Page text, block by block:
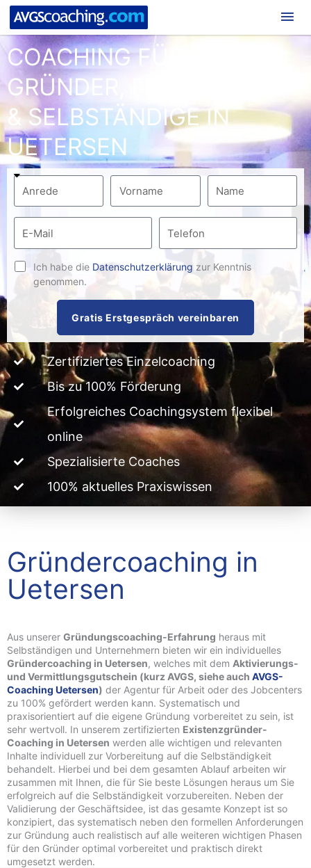
COACHING FÜR
GRÜNDER, FREIBERUFLER
& SELBSTÄNDIGE IN
UETERSEN
Ich habe die Datenschutzerklärung zur Kenntnis
genommen.
Gratis Erstgespräch vereinbaren
Zertifiziertes Einzelcoaching
Bis zu 100% Förderung
Erfolgreiches Coachingsystem flexibel
online
Spezialisierte Coaches
100% aktuelles Praxiswissen
Gründercoaching in
Uetersen
Aus unserer Gründungscoaching-Erfahrung heraus mit
Selbständigen und Unternehmern bieten wir ein individuelles
Gründercoaching in Uetersen, welches mit dem Aktivierungs-
und Vermittlungsgutschein (kurz AVGS, siehe auch AVGS-
Coaching Uetersen) der Agentur für Arbeit oder des Jobcenters
zu 100% gefördert werden kann. Systematisch und
praxisorientiert auf die eigene Gründung vorbereitet zu sein, ist
sehr wertvoll. In unserem zertifizierten Existenzgründer-
Coaching in Uetersen werden alle wichtigen und relevanten
Inhalte individuell zur Vorbereitung auf die Selbständigkeit
behandelt. Hierbei und bei dem gesamten Ablauf arbeiten wir
zusammen mit Ihnen, die für Sie beste Lösungen heraus um Sie
erfolgreich auf die Selbständigkeit vorzubereiten. Neben der
Validierung der Geschäftsidee, ist das gesamte Konzept ist so
konzipiert, das systematisch neben den formellen Anforderungen
zur Gründung auch realistisch auf alle weiteren wichtigen Phasen
für den Gründer optimal vorbereitet und praktisch direkt
umgesetzt werden.